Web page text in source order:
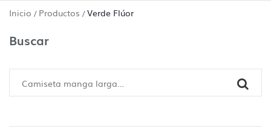
Inicio / Productos /Verde Flúor
Buscar
Control de archivos